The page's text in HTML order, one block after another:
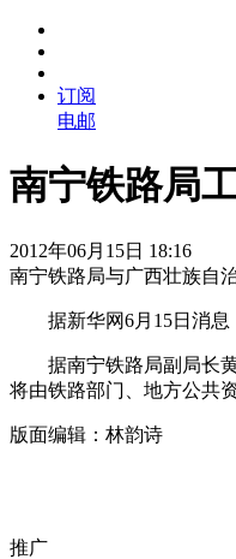
订阅
电邮
南宁铁路局
2012年06月15日 18:16
南宁铁路局与广西壮族自
据新华网6月15日消息，
据南宁铁路局副局长黄
将由铁路部门、地方公共
版面编辑：林韵诗
推广